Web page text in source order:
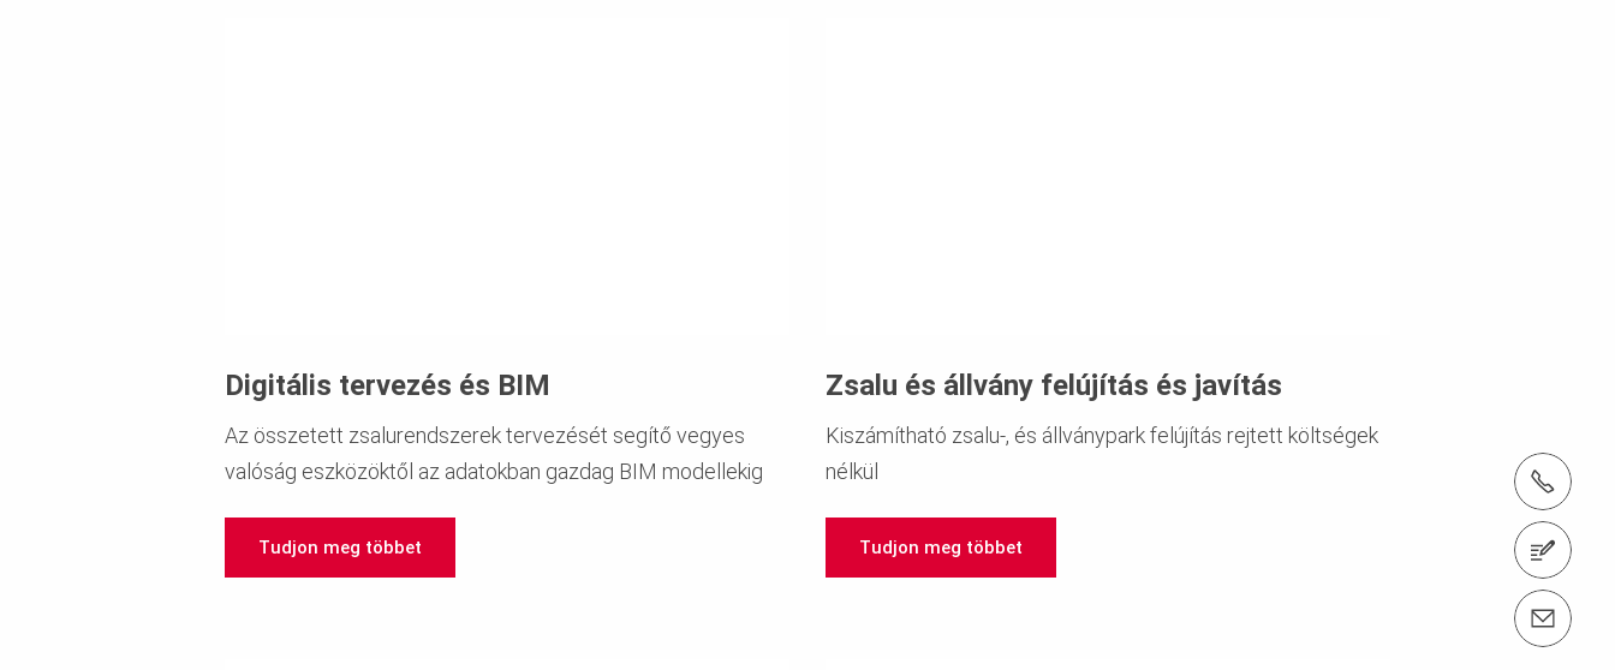
Digitális tervezés és BIM
Az összetett zsalurendszerek tervezését segítő vegyes
valóság eszközöktől az adatokban gazdag BIM modellekig
Tudjon meg többet
Zsalu és állvány felújítás és javítás
Kiszámítható zsalu-, és állványpark felújítás rejtett költségek
nélkül
Tudjon meg többet